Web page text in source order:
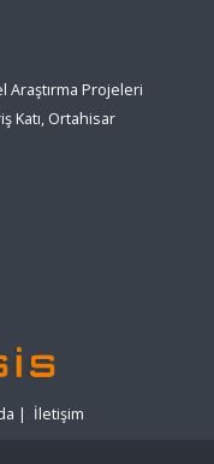
Araştırma Projeleri
Katı, Ortahisar
| İletişim